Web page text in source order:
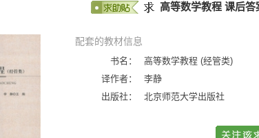
高等数学教程 课后答
配套的教材信息
书名：
高等数学教程 (经管类)
译作者：
李静
出版社：
北京师范大学出版社